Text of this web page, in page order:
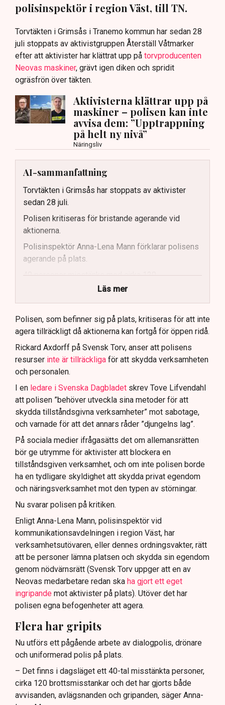
polisinspektör i region Väst, till TN.
Torvtäkten i Grimsås i Tranemo kommun har sedan 28
juli stoppats av aktivistgruppen Återställ Våtmarker
efter att aktivister har klättrat upp på torvproducenten
Neovas maskiner, grävt igen diken och spridit
ogräsfrön över täkten.
Aktivisterna klättrar upp på
maskiner – polisen kan inte
avvisa dem: ”Upptrappning
på helt ny nivå”
Näringsliv
AI-sammanfattning
Torvtäkten i Grimsås har stoppats av aktivister
sedan 28 juli.
Polisen kritiseras för bristande agerande vid
aktionerna.
Polisinspektör Anna-Lena Mann förklarar polisens
agerande på plats.
40 personer misstänks med cirka 120
brottsmisstankar kopplade.
Polisen använder drönare och uniformerad polis
för att dokumentera bevis.
Samtidigt är polisarbetet komplext när det gäller
att navigera juridiska rättigheter och gränser.
Läs mer
Polisen, som befinner sig på plats, kritiseras för att inte
agera tillräckligt då aktionerna kan fortgå för öppen ridå.
Rickard Axdorff på Svensk Torv, anser att polisens
resurser inte är tillräckliga för att skydda verksamheten
och personalen.
I en ledare i Svenska Dagbladet skrev Tove Lifvendahl
att polisen ”behöver utveckla sina metoder för att
skydda tillståndsgivna verksamheter” mot sabotage,
och varnade för att det annars råder ”djungelns lag”.
På sociala medier ifrågasätts det om allemansrätten
bör ge utrymme för aktivister att blockera en
tillståndsgiven verksamhet, och om inte polisen borde
ha en tydligare skyldighet att skydda privat egendom
och näringsverksamhet mot den typen av störningar.
Nu svarar polisen på kritiken.
Enligt Anna-Lena Mann, polisinspektör vid
kommunikationsavdelningen i region Väst, har
verksamhetsutövaren, eller dennes ordningsvakter, rätt
att be personer lämna platsen och skydda sin egendom
genom nödvärnsrätt (Svensk Torv uppger att en av
Neovas medarbetare redan ska ha gjort ett eget
ingripande mot aktivister på plats). Utöver det har
polisen egna befogenheter att agera.
Flera har gripits
Nu utförs ett pågående arbete av dialogpolis, drönare
och uniformerad polis på plats.
– Det finns i dagsläget ett 40-tal misstänkta personer,
cirka 120 brottsmisstankar och det har gjorts både
avvisanden, avlägsnanden och gripanden, säger Anna-